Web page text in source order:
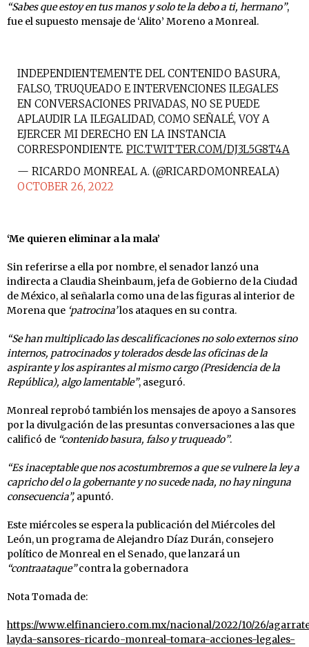
“Sabes que estoy en tus manos y solo te la debo a ti, hermano”,
fue el supuesto mensaje de ‘Alito’ Moreno a Monreal.
INDEPENDIENTEMENTE DEL CONTENIDO BASURA,
FALSO, TRUQUEADO E INTERVENCIONES ILEGALES
EN CONVERSACIONES PRIVADAS, NO SE PUEDE
APLAUDIR LA ILEGALIDAD, COMO SEÑALÉ, VOY A
EJERCER MI DERECHO EN LA INSTANCIA
CORRESPONDIENTE. PIC.TWITTER.COM/DJ3L5G8T4A
— RICARDO MONREAL A. (@RICARDOMONREALA)
OCTOBER 26, 2022
‘Me quieren eliminar a la mala’
Sin referirse a ella por nombre, el senador lanzó una
indirecta a Claudia Sheinbaum, jefa de Gobierno de la Ciudad
de México, al señalarla como una de las figuras al interior de
Morena que ‘patrocina’los ataques en su contra.
“Se han multiplicado las descalificaciones no solo externos sino
internos, patrocinados y tolerados desde las oficinas de la
aspirante y los aspirantes al mismo cargo (Presidencia de la
República), algo lamentable”, aseguró.
Monreal reprobó también los mensajes de apoyo a Sansores
por la divulgación de las presuntas conversaciones a las que
calificó de “contenido basura, falso y truqueado”.
“Es inaceptable que nos acostumbremos a que se vulnere la ley a
capricho del o la gobernante y no sucede nada, no hay ninguna
consecuencia”, apuntó.
Este miércoles se espera la publicación del Miércoles del
León, un programa de Alejandro Díaz Durán, consejero
político de Monreal en el Senado, que lanzará un
“contraataque”contra la gobernadora
Nota Tomada de:
https://www.elfinanciero.com.mx/nacional/2022/10/26/
layda-sansores-ricardo-monreal-tomara-acciones-legales-